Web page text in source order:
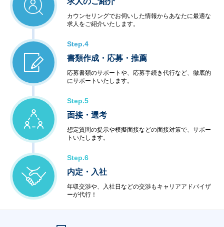
カウンセリングでお伺いした情報からあなたに最適な
求人をご紹介いたします。
Step.4
書類作成・応募・推薦
応募書類のサポートや、応募手続き代行など、徹底的
にサポートいたします。
Step.5
面接・選考
想定質問の提示や模擬面接などの面接対策で、サポー
トいたします。
Step.6
内定・入社
年収交渉や、入社日などの交渉もキャリアアドバイザ
ーが代行！